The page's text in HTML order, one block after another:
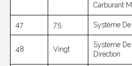
Carburant
47 7.5 Système
48 Vingt
Système
Direction